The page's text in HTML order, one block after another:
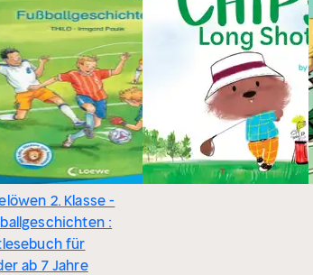
2. Klasse -
:
für
ab 7 Jahre